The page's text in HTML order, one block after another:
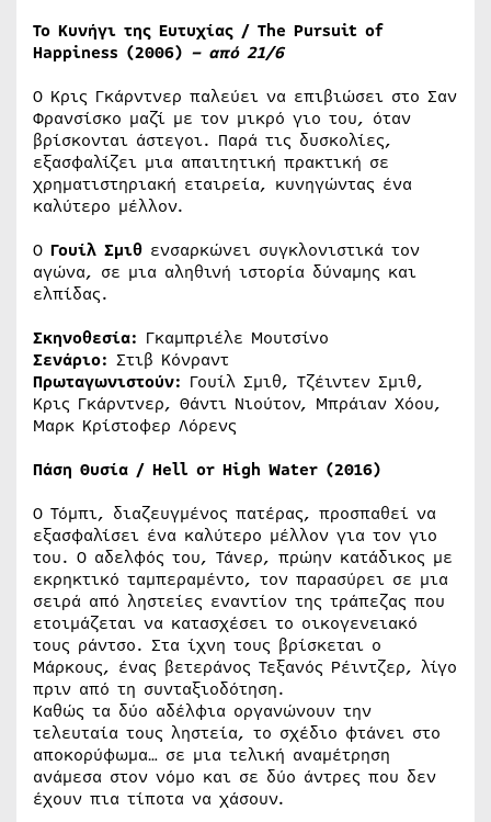
Το Κυνήγι της Ευτυχίας / The Pursuit of
Happiness (2006) – από 21/6
Ο Κρις Γκάρντνερ παλεύει να επιβιώσει στο Σαν
Φρανσίσκο μαζί με τον μικρό γιο του, όταν
βρίσκονται άστεγοι. Παρά τις δυσκολίες,
εξασφαλίζει μια απαιτητική πρακτική σε
χρηματιστηριακή εταιρεία, κυνηγώντας ένα
καλύτερο μέλλον.
Ο Γουίλ Σμιθ ενσαρκώνει συγκλονιστικά τον
αγώνα, σε μια αληθινή ιστορία δύναμης και
ελπίδας.
Σκηνοθεσία: Γκαμπριέλε Μουτσίνο
Σενάριο: Στιβ Κόνραντ
Πρωταγωνιστούν: Γουίλ Σμιθ, Τζέιντεν Σμιθ,
Κρις Γκάρντνερ, Θάντι Νιούτον, Μπράιαν Χόου,
Μαρκ Κρίστοφερ Λόρενς
Πάση Θυσία / Hell or High Water (2016)
Ο Τόμπι, διαζευγμένος πατέρας, προσπαθεί να
εξασφαλίσει ένα καλύτερο μέλλον για τον γιο
του. Ο αδελφός του, Τάνερ, πρώην κατάδικος με
εκρηκτικό ταμπεραμέντο, τον παρασύρει σε μια
σειρά από ληστείες εναντίον της τράπεζας που
ετοιμάζεται να κατασχέσει το οικογενειακό
τους ράντσο. Στα ίχνη τους βρίσκεται ο
Μάρκους, ένας βετεράνος Τεξανός Ρέιντζερ, λίγο
πριν από τη συνταξιοδότηση.
Καθώς τα δύο αδέλφια οργανώνουν την
τελευταία τους ληστεία, το σχέδιο φτάνει στο
αποκορύφωμα… σε μια τελική αναμέτρηση
ανάμεσα στον νόμο και σε δύο άντρες που δεν
έχουν πια τίποτα να χάσουν.